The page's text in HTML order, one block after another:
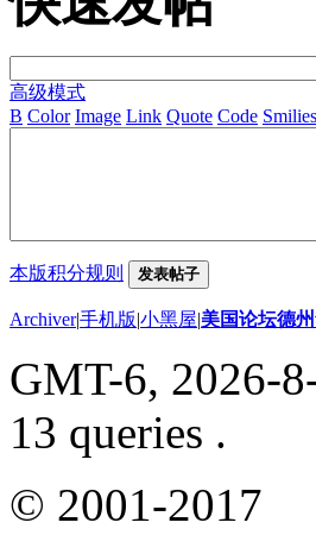
高级模式
B Color Image Link Quote Code Smilies
本版积分规则 发表帖子
Archiver|手机版|小黑屋|美国论坛德
GMT-6, 2026-
13 queries .
© 2001-2017